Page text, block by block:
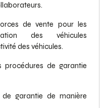
de vente pour les
des véhicules
des véhicules.
procédures de garantie
garantie de manière